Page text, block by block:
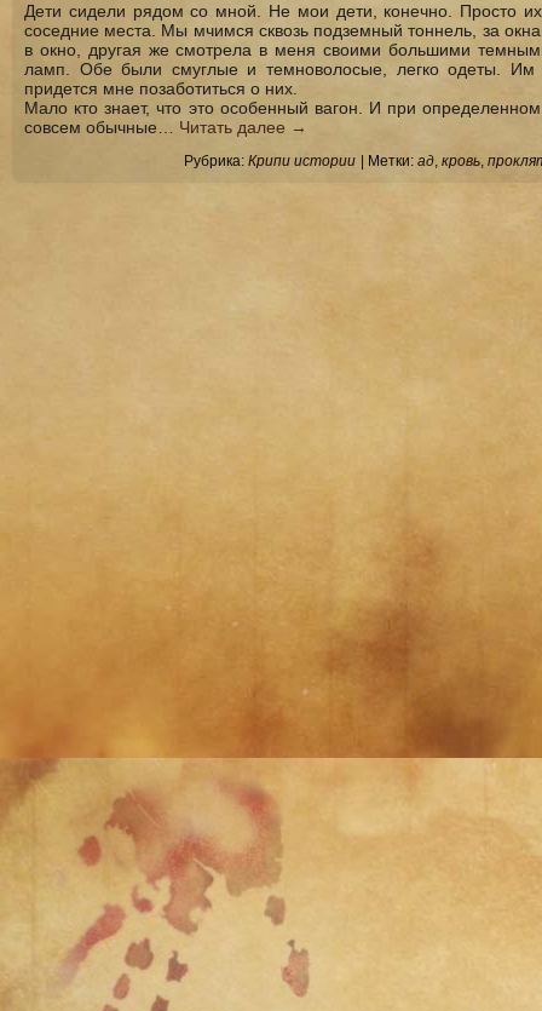
Дети сидели рядом со мной. Не мои дети, конечно. Просто
соседние места. Мы мчимся сквозь подземный тоннель, за
в окно, другая же смотрела в меня своими большими
ламп. Обе были смуглые и темноволосые, легко одеты.
придется мне позаботиться о них.
Мало кто знает, что это особенный вагон. И при
совсем обычные… Читать далее →
Рубрика: Крипи истории Метки: ад, кровь,